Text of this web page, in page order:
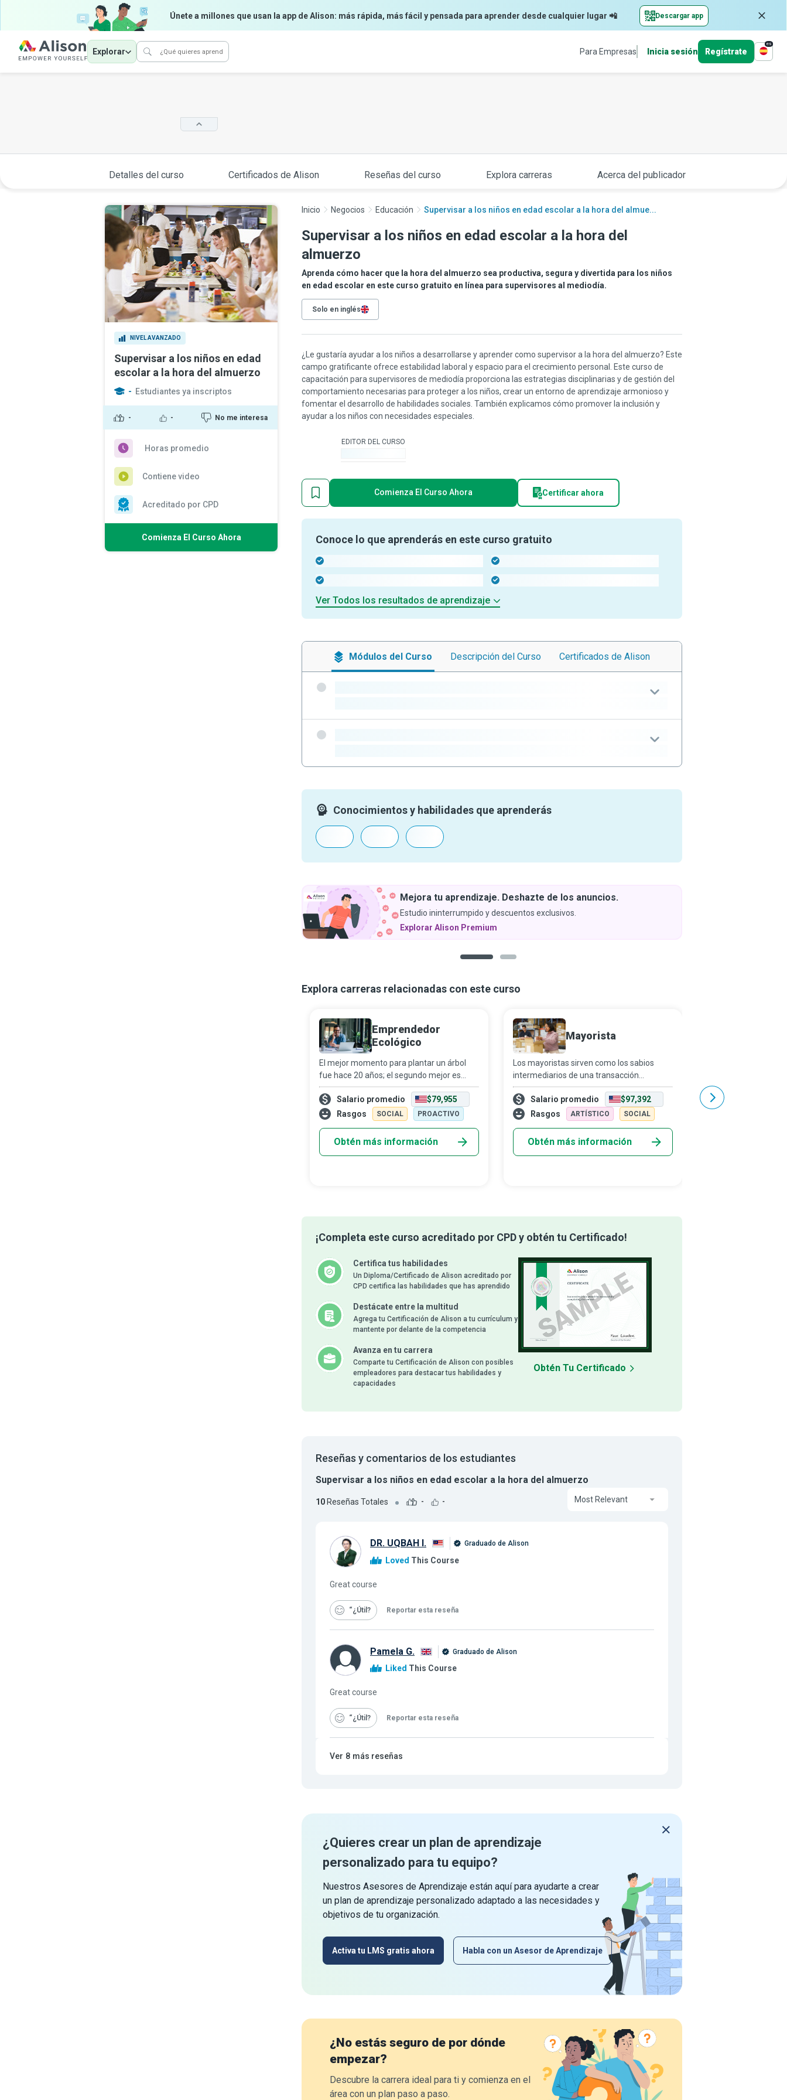
Únete a millones que usan la app de Alison: más rápida, más fácil y pensada para aprender desde cualquier lugar 📲 Descargar app
Explorar Para Empresas Inicia sesión Regístrate
es
Detalles del curso Certificados de Alison Reseñas del curso Explora carreras Acerca del publicador
NIVEL AVANZADO
Supervisar a los niños en edad
escolar a la hora del almuerzo
- Estudiantes ya inscriptos
- - No me interesa
Horas promedio
Contiene video
Acreditado por CPD
Comienza El Curso Ahora
Inicio Negocios Educación Supervisar a los niños en edad escolar a la hora del almue...
Supervisar a los niños en edad escolar a la hora del
almuerzo
Aprenda cómo hacer que la hora del almuerzo sea productiva, segura y divertida para los niños
en edad escolar en este curso gratuito en línea para supervisores al mediodía.
Solo en inglés
¿Le gustaría ayudar a los niños a desarrollarse y aprender como supervisor a la hora del almuerzo? Este
campo gratificante ofrece estabilidad laboral y espacio para el crecimiento personal. Este curso de
capacitación para supervisores de mediodía proporciona las estrategias disciplinarias y de gestión del
comportamiento necesarias para proteger a los niños, crear un entorno de aprendizaje armonioso y
fomentar el desarrollo de habilidades sociales. También explicamos cómo promover la inclusión y
ayudar a los niños con necesidades especiales.
EDITOR DEL CURSO
Comienza El Curso Ahora Certificar ahora
Conoce lo que aprenderás en este curso gratuito
Ver Todos los resultados de aprendizaje
Módulos del Curso Descripción del Curso Certificados de Alison
Conocimientos y habilidades que aprenderás
Mejora tu aprendizaje. Deshazte de los anuncios.
Estudio ininterrumpido y descuentos exclusivos.
Explorar Alison Premium
Explora carreras relacionadas con este curso
Emprendedor
Ecológico
El mejor momento para plantar un árbol
fue hace 20 años; el segundo mejor es
ahora. Los emprendedores ecológicos
surgen donde los gobiernos y la sociedad
no han sabido enfrentar de forma efectiva
Salario promedio
$79,955
Rasgos
SOCIAL PROACTIVO
Obtén más información
Mayorista
Los mayoristas sirven como los sabios
intermediarios de una transacción
comercial. Trabajan con fabricantes y
minoristas para facilitar el flujo fluido de
productos desde el taller hasta la mesa del
Salario promedio
$97,392
Rasgos
ARTÍSTICO SOCIAL
Obtén más información
de ventas y ganancias
zona asignada, y
que las alcancen o
Salario promedio
¡Completa este curso acreditado por CPD y obtén tu Certificado!
Certifica tus habilidades
Un Diploma/Certificado de Alison acreditado por
CPD certifica las habilidades que has aprendido
Destácate entre la multitud
Agrega tu Certificación de Alison a tu currículum y
mantente por delante de la competencia
Avanza en tu carrera
Comparte tu Certificación de Alison con posibles
empleadores para destacar tus habilidades y
capacidades
Obtén Tu Certificado
Reseñas y comentarios de los estudiantes
Supervisar a los niños en edad escolar a la hora del almuerzo
10Reseñas Totales - - Most Relevant
DR. UQBAH I. Graduado de Alison
Loved This Course
Great course
“¿Útil Reportar esta reseña
Pamela G. Graduado de Alison
Liked This Course
Great course
“¿Útil Reportar esta reseña
Ver 8 más reseñas
¿Quieres crear un plan de aprendizaje
personalizado para tu equipo?
Nuestros Asesores de Aprendizaje están aquí para ayudarte a crear
un plan de aprendizaje personalizado adaptado a las necesidades y
objetivos de tu organización.
Activa tu LMS gratis ahora Habla con un Asesor de Aprendizaje
¿No estás seguro de por dónde
empezar?
Descubre la carrera ideal para ti y comienza en el
área con un plan paso a paso.